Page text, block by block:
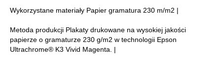
Wykorzystane materiały Papier gramatura 230 m/m2 |
Metoda produkcji Plakaty drukowane na wysokiej jakości
papierze o gramaturze 230 g/m2 w technologii Epson
Ultrachrome® K3 Vivid Magenta. |